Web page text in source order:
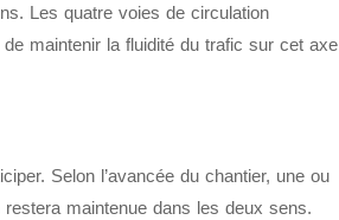
Les quatre voies de circulation
maintenir la fluidité du trafic sur cet axe
Selon l’avancée du chantier, une ou
maintenue dans les deux sens.